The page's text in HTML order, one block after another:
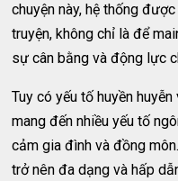
chuyện này, hệ thống
truyện, không chỉ là để
sự cân bằng và động lực
Tuy có yếu tố huyền
mang đến nhiều yếu tố
cảm gia đình và đồng
trở nên đa dạng và hấp